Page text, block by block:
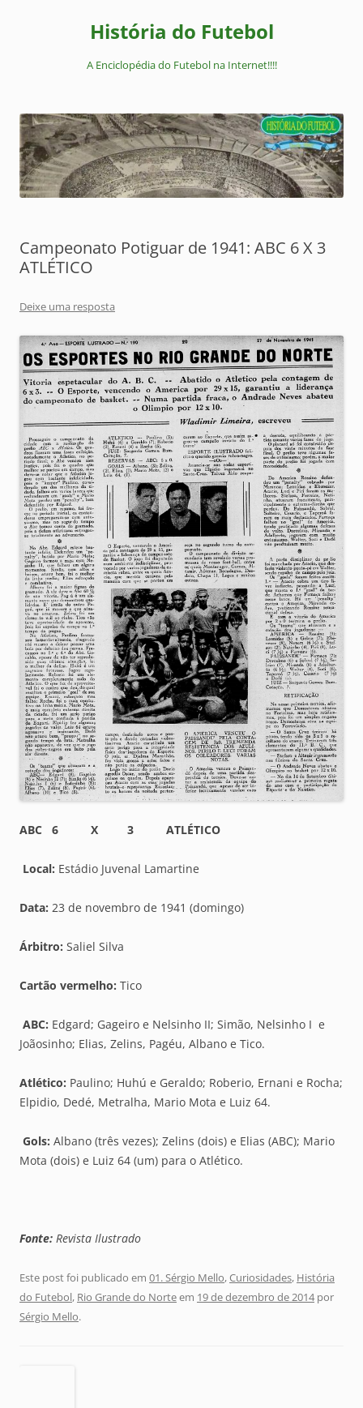
História do Futebol
A Enciclopédia do Futebol na Internet!!!!
Campeonato Potiguar de 1941: ABC 6 X 3
ATLÉTICO
Deixe uma resposta
ABC 6 X 3 ATLÉTICO
Local: Estádio Juvenal Lamartine
Data: 23 de novembro de 1941 (domingo)
Árbitro: Saliel Silva
Cartão vermelho: Tico
ABC: Edgard; Gageiro e Nelsinho II; Simão, Nelsinho I e
Joãosinho; Elias, Zelins, Pagéu, Albano e Tico.
Atlético: Paulino; Huhú e Geraldo; Roberio, Ernani e Rocha;
Elpidio, Dedé, Metralha, Mario Mota e Luiz 64.
Gols: Albano (três vezes); Zelins (dois) e Elias (ABC); Mario
Mota (dois) e Luiz 64 (um) para o Atlético.
Fonte: Revista Ilustrado
Este post foi publicado em 01. Sérgio Mello,Curiosidades, História
do Futebol, Rio Grande do Norteem 19 de dezembro de 2014por
Sérgio Mello.